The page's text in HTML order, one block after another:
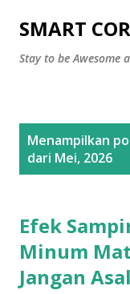
SMART
Stay to be Awesome
Menampilkan
dari Mei, 2026
Efek
Minum
Jangan